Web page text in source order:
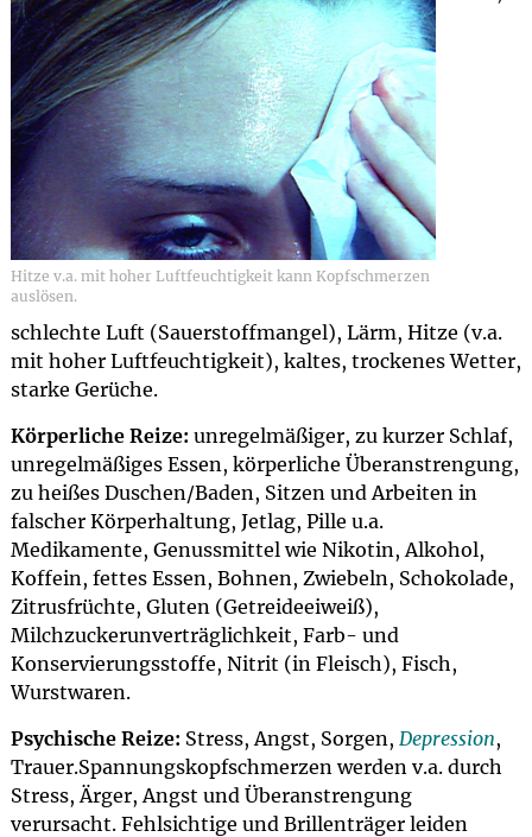
Hitze v.a. mit hoher Luftfeuchtigkeit kann Kopfschmerzen
auslösen.
schlechte Luft (Sauerstoffmangel), Lärm, Hitze (v.a.
mit hoher Luftfeuchtigkeit), kaltes, trockenes Wetter,
starke Gerüche.
Körperliche Reize: unregelmäßiger, zu kurzer Schlaf,
unregelmäßiges Essen, körperliche Überanstrengung,
zu heißes Duschen/Baden, Sitzen und Arbeiten in
falscher Körperhaltung, Jetlag, Pille u.a.
Medikamente, Genussmittel wie Nikotin, Alkohol,
Koffein, fettes Essen, Bohnen, Zwiebeln, Schokolade,
Zitrusfrüchte, Gluten (Getreideeiweiß),
Milchzuckerunverträglichkeit, Farb- und
Konservierungsstoffe, Nitrit (in Fleisch), Fisch,
Wurstwaren.
Psychische Reize: Stress, Angst, Sorgen, Depression,
Trauer.Spannungskopfschmerzen werden v.a. durch
Stress, Ärger, Angst und Überanstrengung
verursacht. Fehlsichtige und Brillenträger leiden